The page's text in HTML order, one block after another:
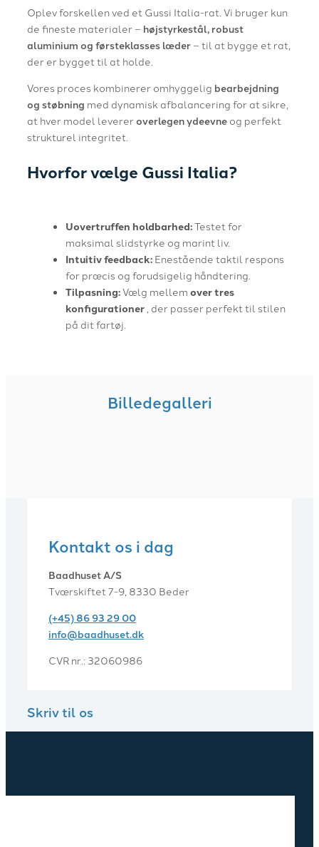
Oplev forskellen ved et Gussi Italia-rat. Vi bruger kun
de fineste materialer – højstyrkestål, robust
aluminium og førsteklasses læder – til at bygge et rat,
der er bygget til at holde.
Vores proces kombinerer omhyggelig bearbejdning
og støbning med dynamisk afbalancering for at sikre,
at hver model leverer overlegen ydeevne og perfekt
strukturel integritet.
Hvorfor vælge Gussi Italia?
Uovertruffen holdbarhed:Testet for
maksimal slidstyrke og marint liv.
Intuitiv feedback: Enestående taktil respons
for præcis og forudsigelig håndtering.
Tilpasning:Vælg mellem over tres
konfigurationer , der passer perfekt til stilen
på dit fartøj.
Billedegalleri
Kontakt os i dag
Baadhuset A/S
Tværskiftet 7-9, 8330 Beder
(+45) 86 93 29 00
info@baadhuset.dk​
CVR nr.: 32060986
Skriv til os